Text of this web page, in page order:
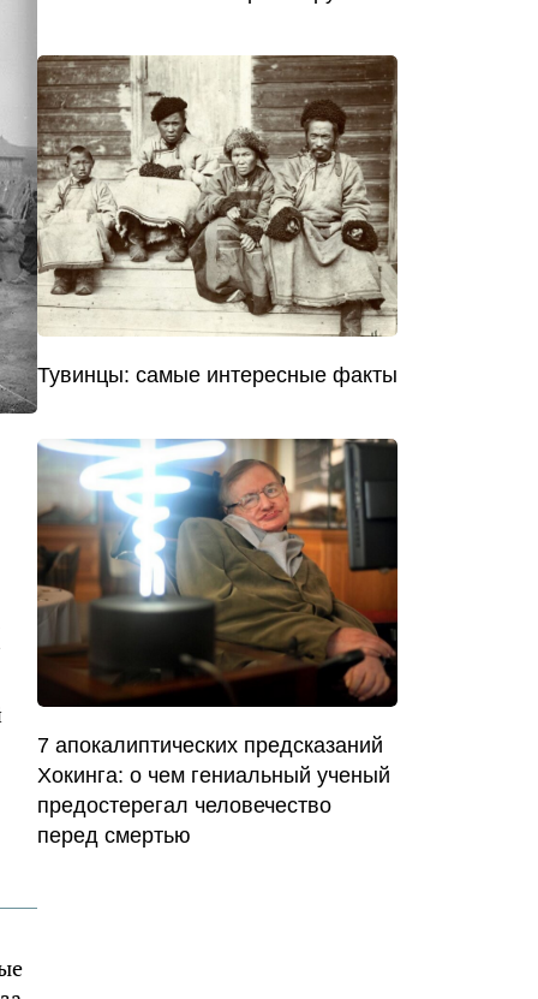
Тувинцы: самые интересные факты
7 апокалиптических предсказаний
Хокинга: о чем гениальный ученый
предостерегал человечество
перед смертью